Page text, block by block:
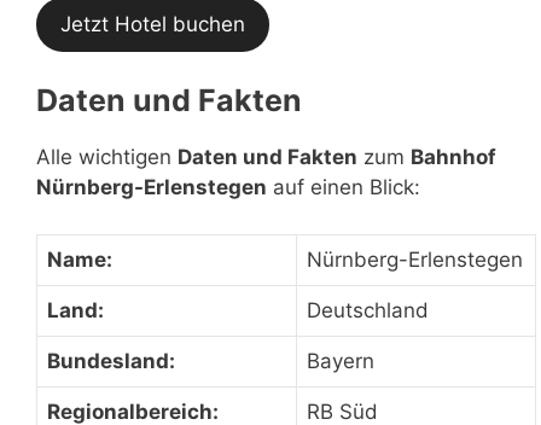
Jetzt Hotel buchen
Daten und Fakten
Alle wichtigen Daten und Fakten zum Bahnhof
Nürnberg-Erlenstegen auf einen Blick:
Name: Nürnberg-Erlenstegen
Land: Deutschland
Bundesland: Bayern
Regionalbereich: RB Süd